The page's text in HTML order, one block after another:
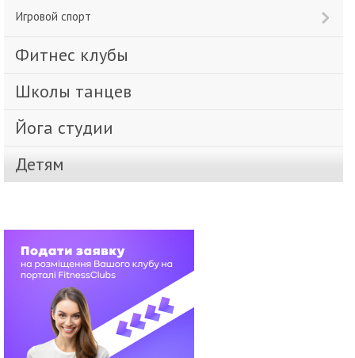
Игровой спорт
Фитнес клубы
Школы танцев
Йога студии
Детям